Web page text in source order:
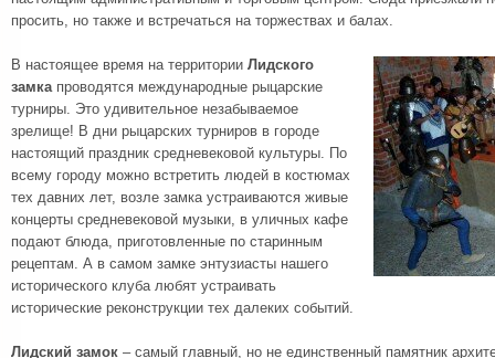
просить, но также и встречаться на торжествах и балах.
В настоящее время на территории Лидского
замкапроводятся международные рыцарские
турниры. Это удивительное незабываемое
зрелище! В дни рыцарских турниров в городе
настоящий праздник средневековой культуры. По
всему городу можно встретить людей в костюмах
тех давних лет, возле замка устраиваются живые
концерты средневековой музыки, в уличных кафе
подают блюда, приготовленные по старинным
рецептам. А в самом замке энтузиасты нашего
исторического клуба любят устраивать
исторические реконструкции тех далеких событий.
Лидский замок – самый главный, но не единственный памятник